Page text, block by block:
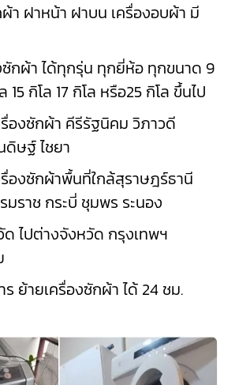
า ฝาหน้า ฝาบน เครื่องอบผ้า มี
ซักผ้า ได้ทุกรุ่น ทุกยี่ห้อ ทุกขนาด 9
15 กิโล 17 กิโล หรือ25 กิโล ขึ้นไป
องซักผ้า คีรีรัฐนิคม วิภาวดี
ดิษฐ์ไชยา
องซักผ้าพื้นที่ใกล้สุราษฎร์ธานี
มราช กระบี่ ชุมพร ระนอง
ไปต่างจังหวัด กรุงเทพฯ
ย้ายเครื่องซักผ้า ได้ 24 ชม.